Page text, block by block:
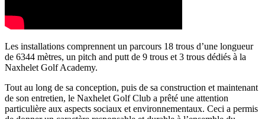
Les installations comprennent un parcours 18 trous d’une longueur
de 6344 mètres, un pitch and putt de 9 trous et 3 trous dédiés à la
Naxhelet Golf Academy.
Tout au long de sa conception, puis de sa construction et maintenant
de son entretien, le Naxhelet Golf Club a prêté une attention
particulière aux aspects sociaux et environnementaux. Ceci a permis